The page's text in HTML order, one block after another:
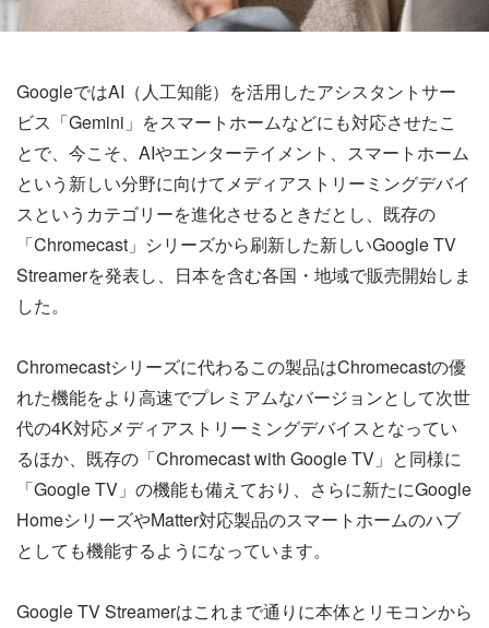
GoogleではAI（人工知能）を活用したアシスタントサー
ビス「Gemini」をスマートホームなどにも対応させたこ
とで、今こそ、AIやエンターテイメント、スマートホーム
という新しい分野に向けてメディアストリーミングデバイ
スというカテゴリーを進化させるときだとし、既存の
「Chromecast」シリーズから刷新した新しいGoogle TV
Streamerを発表し、日本を含む各国・地域で販売開始しま
した。
Chromecastシリーズに代わるこの製品はChromecastの優
れた機能をより高速でプレミアムなバージョンとして次世
代の4K対応メディアストリーミングデバイスとなってい
るほか、既存の「Chromecast with Google TV」と同様に
「Google TV」の機能も備えており、さらに新たにGoogle
HomeシリーズやMatter対応製品のスマートホームのハブ
としても機能するようになっています。
Google TV Streamerはこれまで通りに本体とリモコンから